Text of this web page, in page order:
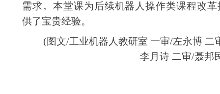
需求。本堂课为后续机器人操作类课程改革
供了宝贵经验。
(图文/工业机器人教研室 一审/左永博 二
李月诗 二审/聂邦